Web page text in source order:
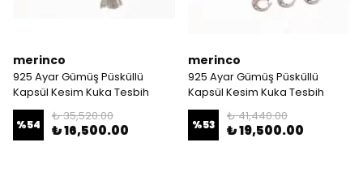
merinco
925 Ayar Gümüş Püsküllü
Kapsül Kesim Kuka Tesbih
%54
₺ 35,520.00
₺ 16,500.00
merinco
925 Ayar Gümüş Püsküllü
Kapsül Kesim Kuka Tesbih
%53
₺ 41,440.00
₺ 19,500.00